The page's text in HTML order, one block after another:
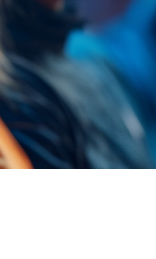
FAQ Zertifizierung